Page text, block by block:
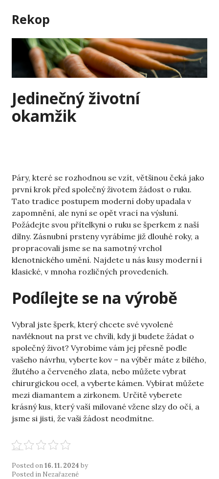
to
Rekop
Jedinečný životní
okamžik
Páry, které se rozhodnou se vzít, většinou čeká jako
první krok před společný životem žádost o ruku.
Tato tradice postupem moderní doby upadala v
zapomnění, ale nyní se opět vrací na výsluní.
Požádejte svou přítelkyni o ruku se šperkem z naší
dílny. Zásnubní prstenyvyrábíme již dlouhé roky, a
propracovali jsme se na samotný vrchol
klenotnického umění. Najdete u nás kusy moderní i
klasické, v mnoha rozličných provedeních.
Podílejte se na výrobě
Vybral jste šperk, který chcete své vyvolené
navléknout na prst ve chvíli, kdy ji budete žádat o
společný život? Vyrobíme vám jej přesně podle
vašeho návrhu, vyberte kov – na výběr máte z bílého,
žlutého a červeného zlata, nebo můžete vybrat
chirurgickou ocel, a vyberte kámen. Vybírat můžete
mezi diamantem a zirkonem. Určitě vyberete
krásný kus, který vaší milované vžene slzy do očí, a
jsme si jisti, že vaši žádost neodmítne.
Posted on16. 11. 2024 by
Posted in Nezařazené